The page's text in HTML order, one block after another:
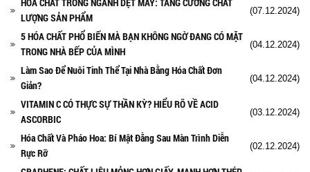
LƯỢNG SẢN PHẨM
(07.12.2024)
5 HÓA CHẤT PHỔ BIẾN MÀ BẠN KHÔNG NGỜ ĐANG CÓ MẶT
TRONG NHÀ BẾP CỦA MÌNH
(04.12.2024)
Làm Sao Để Nuôi Tinh Thể Tại Nhà Bằng Hóa Chất Đơn
Giản?
(04.12.2024)
VITAMIN C CÓ THỰC SỰ THẦN KỲ? HIỂU RÕ VỀ ACID
ASCORBIC
(03.12.2024)
Hóa Chất Và Pháo Hoa: Bí Mật Đằng Sau Màn Trình Diễn
Rực Rỡ
(02.12.2024)